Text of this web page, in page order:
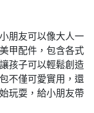
朋友可以像大人一
甲配件，包含各式
孩子可以輕鬆創造
不僅可愛實用，還
玩耍，給小朋友帶